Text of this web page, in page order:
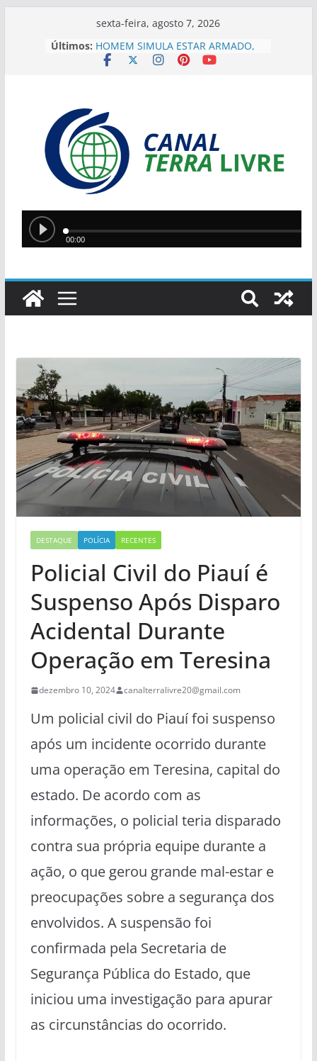
sexta-feira, agosto 7, 2026
Últimos: HOMEM SIMULA ESTAR ARMADO,
ROUBA MOTOCICLETA, MAS É
PORTA-MALAS É PRESO PELO 22°
DP NA ZONA NORTE
Suspeito de furtos e
arrombamentos é preso após
tentar fugir em Floriano
“DEUS FOI QUEM MOVEU A MINHA
RELIGIOSOS
Teresina recebe etapa do Circuito
DESTAQUE POLÍCIA RECENTES
Policial Civil do Piauí é
Suspenso Após Disparo
Acidental Durante
Operação em Teresina
dezembro 10, 2024 canalterralivre20@gmail.com
Um policial civil do Piauí foi suspenso
após um incidente ocorrido durante
uma operação em Teresina, capital do
estado. De acordo com as
informações, o policial teria disparado
contra sua própria equipe durante a
ação, o que gerou grande mal-estar e
preocupações sobre a segurança dos
envolvidos. A suspensão foi
confirmada pela Secretaria de
Segurança Pública do Estado, que
iniciou uma investigação para apurar
as circunstâncias do ocorrido.